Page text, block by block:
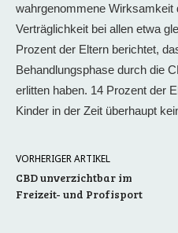
wahrgenommene
Verträglichkeit bei allen etwa
Prozent der Eltern berichtet,
Behandlungsphase durch die
erlitten haben. 14 Prozent der
Kinder in der Zeit überhaupt
VORHERIGER ARTIKEL
CBD unverzichtbar im
Freizeit- und Profisport